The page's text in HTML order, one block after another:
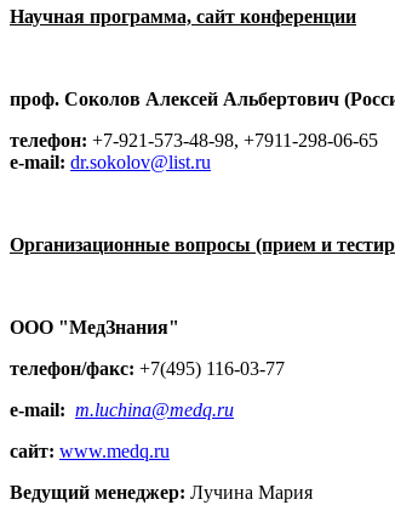
Научная программа, сайт конференции
проф. Соколов Алексей Альбертович
телефон: +7-921-573-48-98, +7911-298-06-65
e-mail: dr.sokolov@list.ru
Организационные вопросы (прием и
ООО "МедЗнания"
телефон/факс: +7(495) 116-03-77
e-mail: m.luchina@medq.ru
сайт: www.medq.ru
Ведущий менеджер: Лучина Мария